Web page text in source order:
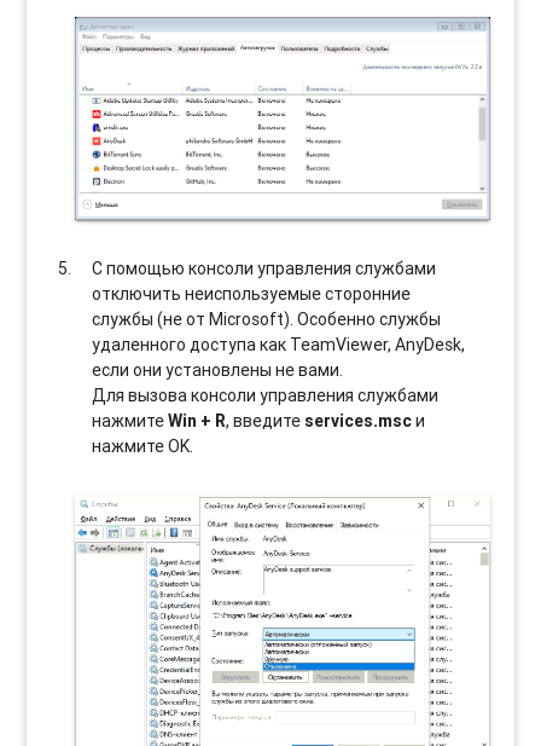
С помощью консоли управления службами
отключить неиспользуемые сторонние
службы (не от Microsoft). Особенно службы
удаленного доступа как TeamViewer, AnyDesk,
если они установлены не вами.
Для вызова консоли управления службами
нажмитеWin + R, введите services.mscи
нажмите OK.